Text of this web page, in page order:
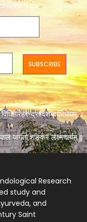
।
जगतां शङ्करं लक्ष्मणार्यम् ||
Research
study and
and
Saint